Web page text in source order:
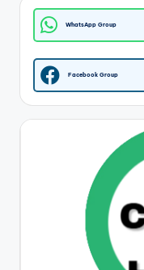
WhatsApp Group
Facebook Group